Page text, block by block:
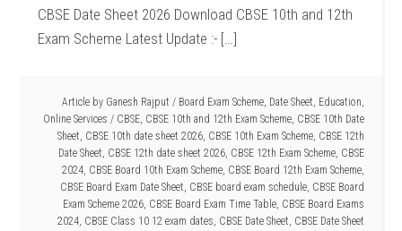
CBSE Date Sheet 2026 Download CBSE 10th and 12th
Exam Scheme Latest Update :- […]
Article by Ganesh Rajput / Board Exam Scheme, Date Sheet, Education,
Online Services / CBSE, CBSE 10th and 12th Exam Scheme, CBSE 10th Date
Sheet, CBSE 10th date sheet 2026, CBSE 10th Exam Scheme, CBSE 12th
Date Sheet, CBSE 12th date sheet 2026, CBSE 12th Exam Scheme, CBSE
2024, CBSE Board 10th Exam Scheme, CBSE Board 12th Exam Scheme,
CBSE Board Exam Date Sheet, CBSE board exam schedule, CBSE Board
Exam Scheme 2026, CBSE Board Exam Time Table, CBSE Board Exams
2024, CBSE Class 10 12 exam dates, CBSE Date Sheet, CBSE Date Sheet